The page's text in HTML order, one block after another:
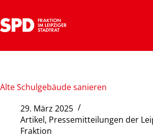
Inhalt
springen
Alte Schulgebäude sanieren
29. März 2025
Artikel, Pressemitteilungen der
Fraktion